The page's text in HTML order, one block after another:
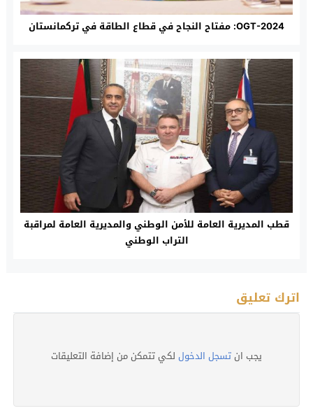
OGT-2024: مفتاح النجاح في قطاع الطاقة في تركمانستان
قطب المديرية العامة للأمن الوطني والمديرية العامة لمراقبة
التراب الوطني
اترك تعليق
يجب ان تسجل الدخول لكي تتمكن من إضافة التعليقات